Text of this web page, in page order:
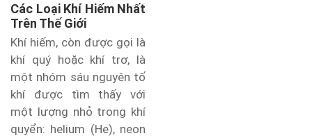
Các Loại Khí Hiếm Nhất
Trên Thế Giới
Khí hiếm, còn được gọi là
khí quý hoặc khí trơ, là
một nhóm sáu nguyên tố
khí được tìm thấy với
một lượng nhỏ trong khí
quyển: helium (He), neon